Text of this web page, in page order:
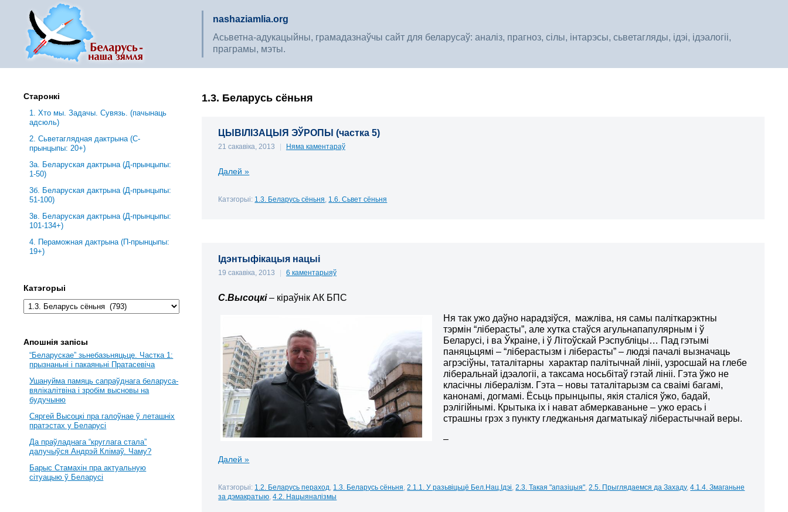
nashaziamlia.org
Асьветна-адукацыйны, грамадазнаўчы сайт для беларусаў: аналіз, прагноз, сілы, інтарэсы, сьветагляды, ідэі, ідэалогіі,
праграмы, мэты.
1.3. Беларусь сёньня
ЦЫВІЛІЗАЦЫЯ ЭЎРОПЫ (частка 5)
21 сакавіка, 2013 | Няма каментараў
Далей »
Катэгорыі: 1.3. Беларусь сёньня 1.6. Сьвет сёньня
Ідэнтыфікацыя нацыі
19 сакавіка, 2013 | 6 каментарыяў
С.Высоцкі – кіраўнік АК БПС
Ня так ужо даўно нарадзіўся, мажліва, ня самы паліткарэктны
тэрмін “ліберасты”, але хутка стаўся агульнапапулярным і ў
Беларусі, і ва Ўкраіне, і ў Літоўскай Рэспубліцы… Пад гэтымі
паняцьцямі – “ліберастызм і ліберасты” – людзі пачалі вызначаць
агрэсіўны, таталітарны характар палітычнай лініі, узросшай на глебе
ліберальнай ідэалогіі, а таксама носьбітаў гэтай лініі. Гэта ўжо не
класічны лібералізм. Гэта – новы таталітарызм са сваімі багамі,
канонамі, догмамі. Ёсьць прынцыпы, якія сталіся ўжо, бадай,
рэлігійнымі. Крытыка іх і нават абмеркаваньне – ужо ерась і
страшны грэх з пункту гледжаньня дагматыкаў ліберастычнай веры.
–
Далей »
Катэгорыі: 1.2. Беларусь пераход 1.3. Беларусь сёньня ,2.1.1. У разьвіцьцё Бел.Нац.Ідэі ,2.3. Такая "апазіцыя" ,2.5. Прыглядаемся да Захаду,4.1.4. Змаганьне
за дэмакратыю ,4.2. Нацыяналізмы
Старонкі
1. Хто мы. Задачы. Сувязь. (пачынаць
адсюль)
2. Сьветаглядная дактрына (С-
прынцыпы: 20+)
3a. Беларуская дактрына (Д-прынцыпы:
1-50)
3б. Беларуская дактрына (Д-прынцыпы:
51-100)
3в. Беларуская дактрына (Д-прынцыпы:
101-134+)
4. Пераможная дактрына (П-прынцыпы:
19+)
Катэгорыі
Апошнія запісы
“Беларускае” зьнебазьняцьце. Частка 1:
прызнаньні і пакаяньні Пратасевіча
Ушануйма памяць сапраўднага беларуса-
вялікалітвіна і зробім высновы на
будучыню
Сяргей Высоцкі пра галоўнае ў леташніх
пратэстах у Беларусі
Да праўладнага “круглага стала”
далучыўся Андрэй Клімаў. Чаму?
Барыс Стамахін пра актуальную
сітуацыю ў Беларусі